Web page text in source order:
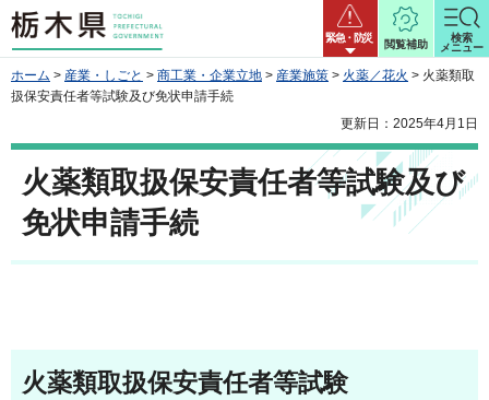
栃木県 緊急・防災
閲覧補助
検索
メニュー
ホーム > 産業・しごと > 商工業・企業立地 > 産業施策 > 火薬／花火 > 火薬類取
扱保安責任者等試験及び免状申請手続
更新日：2025年4月1日
火薬類取扱保安責任者等試験及び
免状申請手続
火薬類取扱保安責任者等試験